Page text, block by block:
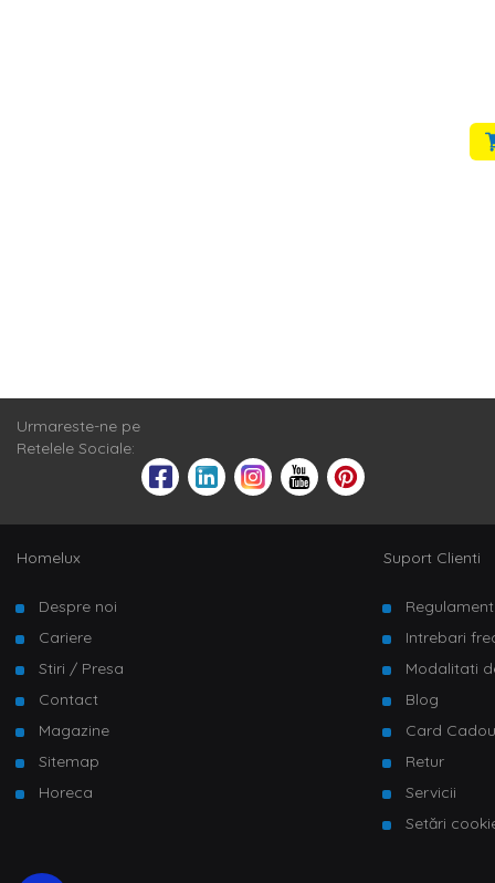
Urmareste-ne pe
Retelele Sociale:
Homelux
Despre noi
Cariere
Stiri / Presa
Contact
Magazine
Sitemap
Horeca
Suport Clienti
Intrebari
Modalitati
Blog
Card
Retur
Servicii
Setări